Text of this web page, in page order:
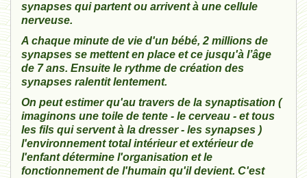
synapses qui partent ou arrivent à une cellule
nerveuse.
A chaque minute de vie d'un bébé, 2 millions de
synapses se mettent en place et ce jusqu'à l’âge
de 7 ans. Ensuite le rythme de création des
synapses ralentit lentement.
On peut estimer qu'au travers de la synaptisation (
imaginons une toile de tente - le cerveau - et tous
les fils qui servent à la dresser - les synapses )
l'environnement total intérieur et extérieur de
l'enfant détermine l'organisation et le
fonctionnement de l'humain qu'il devient. C'est